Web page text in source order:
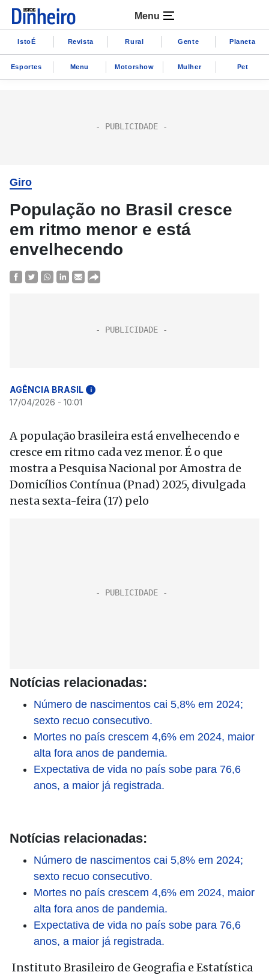
Menu
IstoÉ Revista Rural Gente Planeta
Esportes Menu Motorshow Mulher Pet
Giro
População no Brasil cresce
em ritmo menor e está
envelhecendo
AGÊNCIA BRASIL i
17/04/2026 - 10:01
A população brasileira está envelhecendo e
cresce em ritmo cada vez menor. É o que
mostra a Pesquisa Nacional por Amostra de
Domicílios Contínua (Pnad) 2025, divulgada
nesta sexta-feira (17) pelo
Notícias relacionadas:
Número de nascimentos cai 5,8% em 2024;
sexto recuo consecutivo.
Mortes no país crescem 4,6% em 2024, maior
alta fora anos de pandemia.
Expectativa de vida no país sobe para 76,6
anos, a maior já registrada.
Notícias relacionadas:
Número de nascimentos cai 5,8% em 2024;
sexto recuo consecutivo.
Mortes no país crescem 4,6% em 2024, maior
alta fora anos de pandemia.
Expectativa de vida no país sobe para 76,6
anos, a maior já registrada.
Instituto Brasileiro de Geografia e Estatística